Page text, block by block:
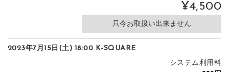
¥4,500
只今お取扱い出来ません
2023年7月15日(土) 18:00 K-SQUARE
システム利用料